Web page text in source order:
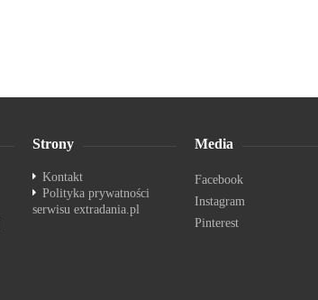
Strony
Kontakt
Polityka prywatności
serwisu extradania.pl
Media
Facebook
Instagram
Pinterest